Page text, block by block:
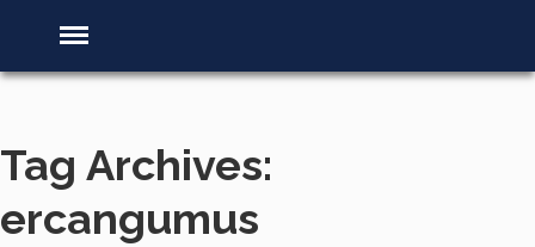
Tag Archives:
ercangumus